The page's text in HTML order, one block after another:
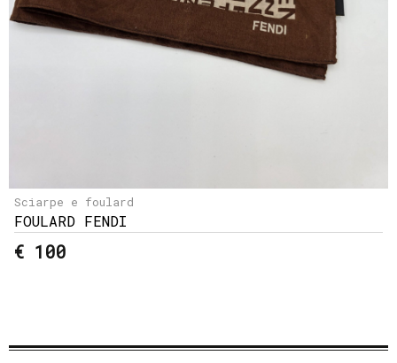
Sciarpe e foulard
FOULARD FENDI
€ 100